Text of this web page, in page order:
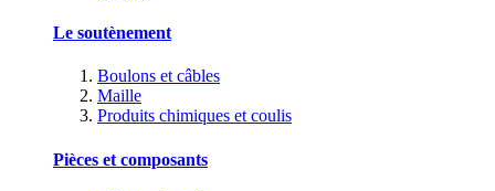
Le soutènement
Boulons et câbles
Maille
Produits chimiques et coulis
Pièces et composants